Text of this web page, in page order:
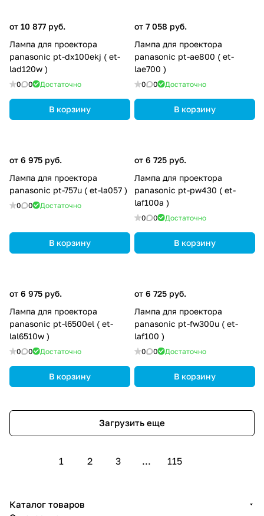
от 10 877 руб.
Лампа для проектора
panasonic pt-dx100ekj ( et-
lad120w )
0 0 Достаточно
В корзину
от 7 058 руб.
Лампа для проектора
panasonic pt-ae800 ( et-
lae700 )
0 0 Достаточно
В корзину
от 6 975 руб.
Лампа для проектора
panasonic pt-757u ( et-la057 )
0 0 Достаточно
В корзину
от 6 725 руб.
Лампа для проектора
panasonic pt-pw430 ( et-
laf100a )
0 0 Достаточно
В корзину
от 6 975 руб.
Лампа для проектора
panasonic pt-l6500el ( et-
lal6510w )
0 0 Достаточно
В корзину
от 6 725 руб.
Лампа для проектора
panasonic pt-fw300u ( et-
laf100 )
0 0 Достаточно
В корзину
Загрузить еще
1 2 3 ... 115
Каталог товаров